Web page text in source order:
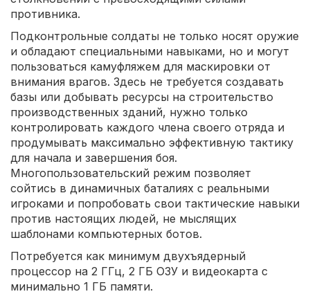
противника.
Подконтрольные солдаты не только носят оружие
и обладают специальными навыками, но и могут
пользоваться камуфляжем для маскировки от
внимания врагов. Здесь не требуется создавать
базы или добывать ресурсы на строительство
производственных зданий, нужно только
контролировать каждого члена своего отряда и
продумывать максимально эффективную тактику
для начала и завершения боя.
Многопользовательский режим позволяет
сойтись в динамичных баталиях с реальными
игроками и попробовать свои тактические навыки
против настоящих людей, не мыслящих
шаблонами компьютерных ботов.
Потребуется как минимум двухъядерный
процессор на 2 ГГц, 2 ГБ ОЗУ и видеокарта с
минимально 1 ГБ памяти.